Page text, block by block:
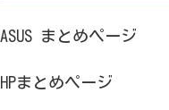
ASUS まとめページ
HPまとめページ